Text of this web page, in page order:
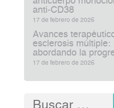
anti‑CD38
17 de febrero de 2026
Avances
esclerosis múltiple:
abordando la
17 de febrero de 2026
Buscar: